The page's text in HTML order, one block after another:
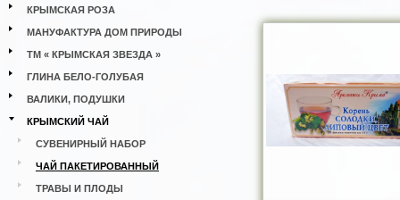
КРЫМСКАЯ РОЗА
МАНУФАКТУРА ДОМ ПРИРОДЫ
ТМ « КРЫМСКАЯ ЗВЕЗДА »
ГЛИНА БЕЛО-ГОЛУБАЯ
ВАЛИКИ, ПОДУШКИ
КРЫМСКИЙ ЧАЙ
СУВЕНИРНЫЙ НАБОР
ЧАЙ ПАКЕТИРОВАННЫЙ
ТРАВЫ И ПЛОДЫ